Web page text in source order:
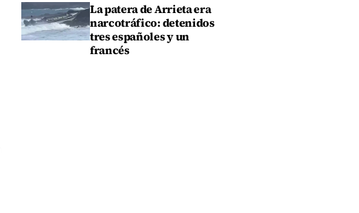
La patera de Arrieta era
narcotráfico: detenidos
tres españoles y un
francés